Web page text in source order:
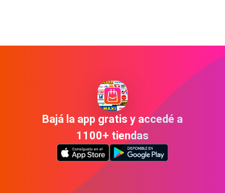
Bajá la app gratis y accedé a
1100+ tiendas